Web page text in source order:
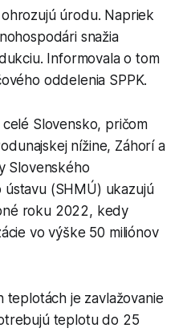
úrodu. Napriek
snažia
Informovala o tom
oddelenia SPPK.
Slovensko, pričom
nížine, Záhorí a
Slovenského
(SHMÚ) ukazujú
roku 2022, kedy
vo výške 50 miliónov
teplotách je zavlažovanie
teplotu do 25